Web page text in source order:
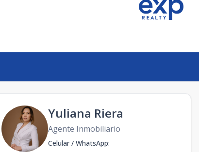
Yuliana Riera
Agente Inmobiliario
Celular / WhatsApp: